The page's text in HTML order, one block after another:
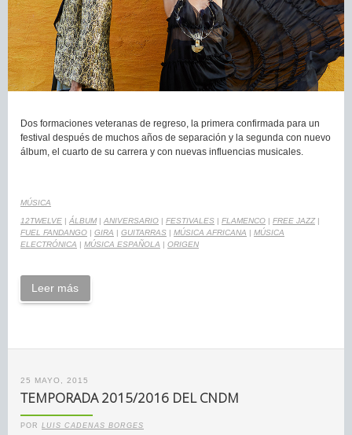
Dos formaciones veteranas de regreso, la primera confirmada para un
festival después de muchos años de separación y la segunda con nuevo
álbum, el cuarto de su carrera y con nuevas influencias musicales.
MÚSICA
12TWELVE ÁLBUM ANIVERSARIO FESTIVALES FLAMENCO FREE JAZZ|
FUEL FANDANGO
GIRA GUITARRAS MÚSICA AFRICANA
MÚSICA
ELECTRÓNICA
MÚSICA ESPAÑOLA ORIGEN
Leer más
25 MAYO, 2015
TEMPORADA 2015/2016 DEL CNDM
POR LUIS CADENAS BORGES